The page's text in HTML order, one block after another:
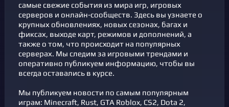
самые свежие события из мира игр, игровых
серверов и онлайн-сообществ. Здесь вы узнаете о
крупных обновлениях, новых сезонах, багах и
фикcах, выходе карт, режимов и дополнений, а
также о том, что происходит на популярных
серверах. Мы следим за игровыми трендами и
оперативно публикуем информацию, чтобы вы
всегда оставались в курсе.
Мы публикуем новости по самым популярным
играм: Minecraft, Rust, GTA Roblox, CS2, Dota 2,